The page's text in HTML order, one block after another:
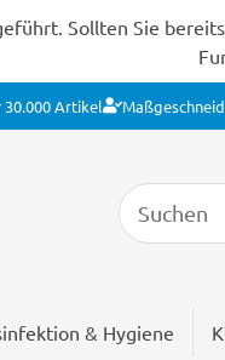
Sollten Sie
30.000 Artikel
& Hygiene